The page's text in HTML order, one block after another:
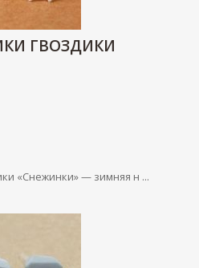
ГВОЗДИКИ
«Снежинки» — зимняя н ...